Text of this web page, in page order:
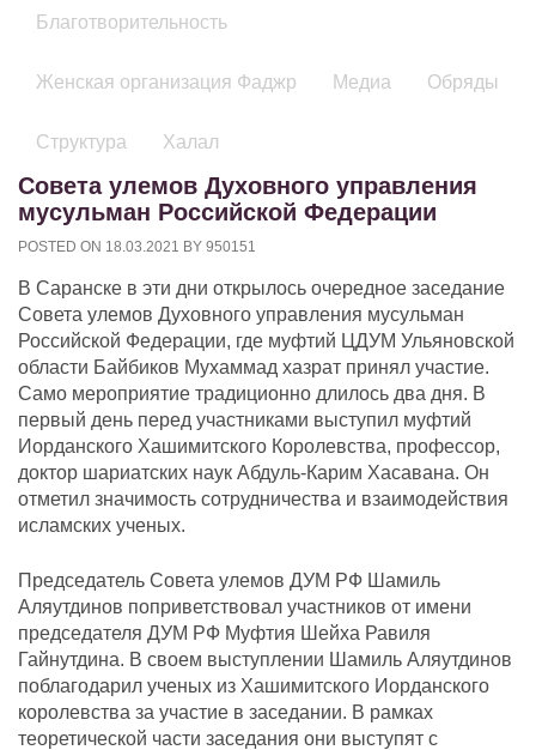
Благотворительность
Женская организация Фаджр Медиа Обряды
Структура Халал
Совета улемов Духовного управления
мусульман Российской Федерации
POSTED ON 18.03.2021 BY 950151
В Саранске в эти дни открылось очередное заседание
Совета улемов Духовного управления мусульман
Российской Федерации, где муфтий ЦДУМ Ульяновской
области Байбиков Мухаммад хазрат принял участие.
Само мероприятие традиционно длилось два дня. В
первый день перед участниками выступил муфтий
Иорданского Хашимитского Королевства, профессор,
доктор шариатских наук Абдуль-Карим Хасавана. Он
отметил значимость сотрудничества и взаимодействия
исламских ученых.
Председатель Совета улемов ДУМ РФ Шамиль
Аляутдинов поприветствовал участников от имени
председателя ДУМ РФ Муфтия Шейха Равиля
Гайнутдина. В своем выступлении Шамиль Аляутдинов
поблагодарил ученых из Хашимитского Иорданского
королевства за участие в заседании. В рамках
теоретической части заседания они выступят с